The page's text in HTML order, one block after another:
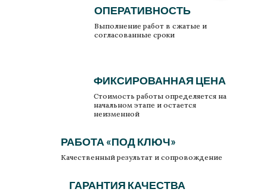
ОПЕРАТИВНОСТЬ
Выполнение работ в сжатые и
согласованные сроки
ФИКСИРОВАННАЯ ЦЕНА
Стоимость работы определяется на
начальном этапе и остается
неизменной
РАБОТА «ПОД КЛЮЧ»
Качественный результат и сопровождение
ГАРАНТИЯ КАЧЕСТВА